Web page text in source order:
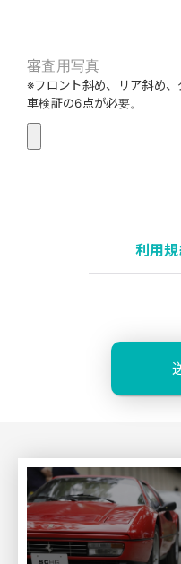
審査用写真
※フロント斜め、リア斜め、
車検証の6点が必要。
利用